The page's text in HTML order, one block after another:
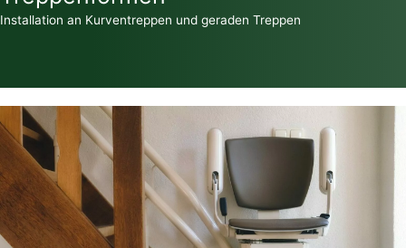
Installation an Kurventreppen und geraden Treppen